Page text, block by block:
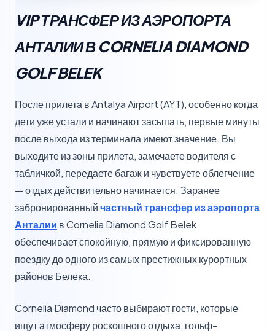
VIP ТРАНСФЕР ИЗ АЭРОПОРТА
АНТАЛИИ В CORNELIA DIAMOND
GOLF BELEK
После прилета в Antalya Airport (AYT), особенно когда
дети уже устали и начинают засыпать, первые минуты
после выхода из терминала имеют значение. Вы
выходите из зоны прилета, замечаете водителя с
табличкой, передаете багаж и чувствуете облегчение
— отдых действительно начинается. Заранее
забронированныйчастный трансфер из аэропорта
Анталии в Cornelia Diamond Golf Belek
обеспечивает спокойную, прямую и фиксированную
поездку до одного из самых престижных курортных
районов Белека.
Cornelia Diamond часто выбирают гости, которые
ищут атмосферу роскошного отдыха, гольф-